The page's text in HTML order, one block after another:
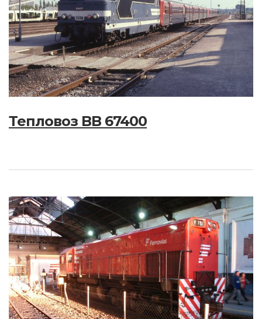
Тепловоз BB 67400